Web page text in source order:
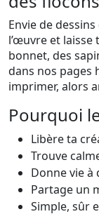
Envie de
l’œuvre et laisse
bonnet, des
dans nos pages
imprimer, alors
Pourquoi
Libère ta
Trouve
Donne vie à
Partage un
Simple, sûr